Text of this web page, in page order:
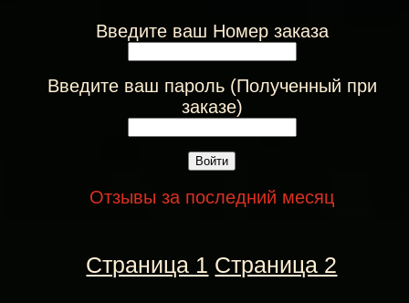
Введите ваш Номер заказа
Введите ваш пароль (Полученный при
заказе)
Войти
Отзывы за последний месяц
Страница 1 Страница 2